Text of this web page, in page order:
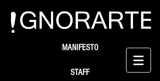
STAFF
MANIFESTO